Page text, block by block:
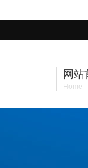
网站
Home